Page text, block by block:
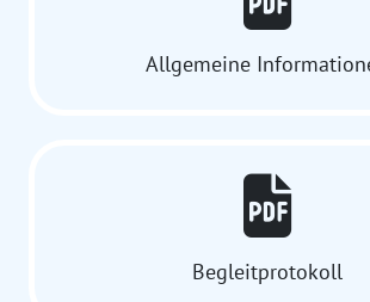
Allgemeine
Begleitprotokoll